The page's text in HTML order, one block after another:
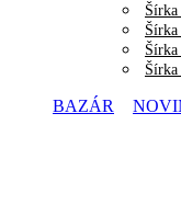
Šírka
Šírka
Šírka
BAZÁR